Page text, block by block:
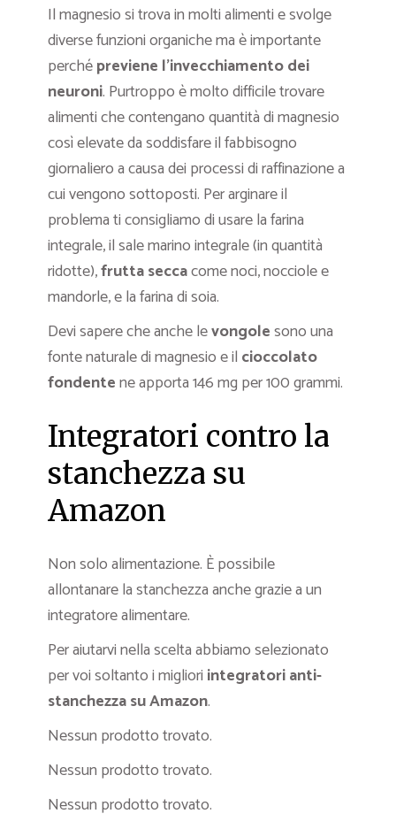
Il magnesio si trova in molti alimenti e svolge
diverse funzioni organiche ma è importante
perchépreviene l’invecchiamento dei
neuroni. Purtroppo è molto difficile trovare
alimenti che contengano quantità di magnesio
così elevate da soddisfare il fabbisogno
giornaliero a causa dei processi di raffinazione a
cui vengono sottoposti. Per arginare il
problema ti consigliamo di usare la farina
integrale, il sale marino integrale (in quantità
ridotte),frutta seccacome noci, nocciole e
mandorle, e la farina di soia.
Devi sapere che anche levongolesono una
fonte naturale di magnesio e il cioccolato
fondentene apporta 146 mg per 100 grammi.
Integratori contro la
stanchezza su
Amazon
Non solo alimentazione. È possibile
allontanare la stanchezza anche grazie a un
integratore alimentare.
Per aiutarvi nella scelta abbiamo selezionato
per voi soltanto i migliori integratori anti-
stanchezza su Amazon.
Nessun prodotto trovato.
Nessun prodotto trovato.
Nessun prodotto trovato.